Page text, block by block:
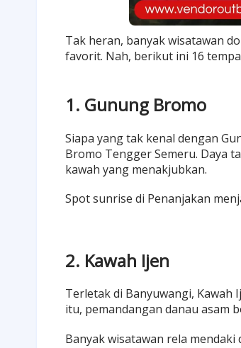
Tak heran, banyak wisatawan
favorit. Nah, berikut ini 16
1. Gunung Bromo
Siapa yang tak kenal dengan
Bromo Tengger Semeru. Daya
kawah yang menakjubkan.
Spot sunrise di Penanjakan
2. Kawah Ijen
Terletak di Banyuwangi, Kawah
itu, pemandangan danau asam
Banyak wisatawan rela